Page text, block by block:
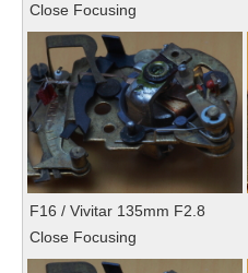
Close Focusing
F16 / Vivitar 135mm F2.8
Close Focusing